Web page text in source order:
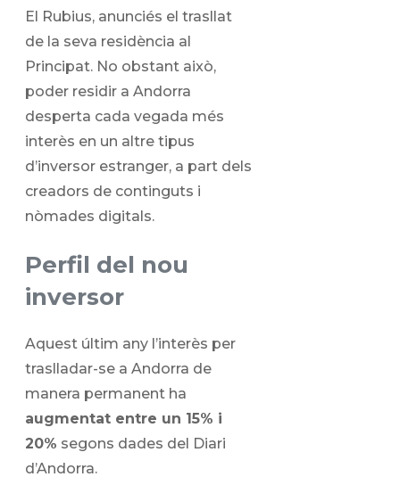
El Rubius, anunciés el trasllat
de la seva residència al
Principat. No obstant això,
poder residir a Andorra
desperta cada vegada més
interès en un altre tipus
d’inversor estranger, a part dels
creadors de continguts i
nòmades digitals.
Perfil del nou
inversor
Aquest últim any l’interès per
traslladar-se a Andorra de
manera permanent ha
augmentat entre un 15% i
20% segons dades del Diari
d’Andorra.